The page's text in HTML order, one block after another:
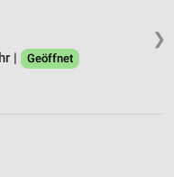
❯
|
Geöffnet